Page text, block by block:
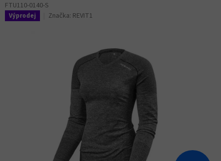
FTU110-0140-S
Výprodej Značka: REVIT1